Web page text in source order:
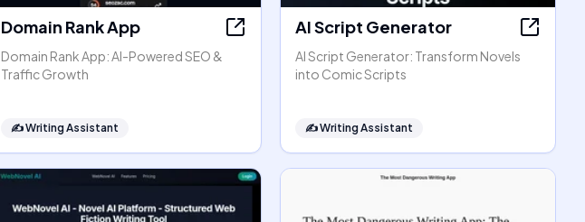
Domain Rank App
Domain Rank App: AI-Powered SEO &
Traffic Growth
✍️Writing Assistant
AI Script Generator
AI Script Generator: Transform Novels
into Comic Scripts
✍️Writing Assistant